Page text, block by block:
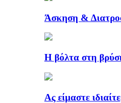
Άσκηση &
Η βόλτα στη
Ας είμαστε